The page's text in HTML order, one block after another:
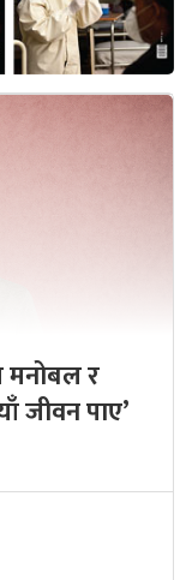
मनोबल र
जीवन पाए’